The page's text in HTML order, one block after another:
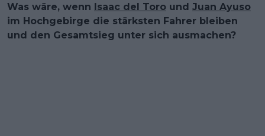
Was wäre, wenn Isaac del Toro und Juan Ayuso
im Hochgebirge die stärksten Fahrer bleiben
und den Gesamtsieg unter sich ausmachen?